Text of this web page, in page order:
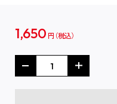
1,650 円